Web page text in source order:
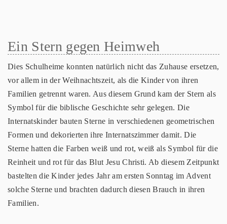
Ein Stern gegen Heimweh
Dies Schulheime konnten natürlich nicht das Zuhause ersetzen,
vor allem in der Weihnachtszeit, als die Kinder von ihren
Familien getrennt waren. Aus diesem Grund kam der Stern als
Symbol für die biblische Geschichte sehr gelegen. Die
Internatskinder bauten Sterne in verschiedenen geometrischen
Formen und dekorierten ihre Internatszimmer damit. Die
Sterne hatten die Farben weiß und rot, weiß als Symbol für die
Reinheit und rot für das Blut Jesu Christi. Ab diesem Zeitpunkt
bastelten die Kinder jedes Jahr am ersten Sonntag im Advent
solche Sterne und brachten dadurch diesen Brauch in ihren
Familien.